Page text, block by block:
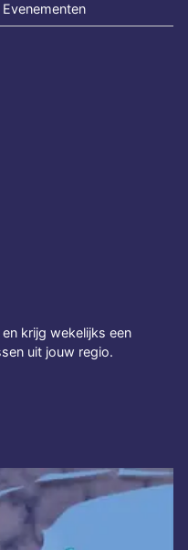
krijg wekelijks een
uit jouw regio.